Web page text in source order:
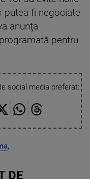
putea fi negociate
anunţa
pentru
social media preferat:
,
DE